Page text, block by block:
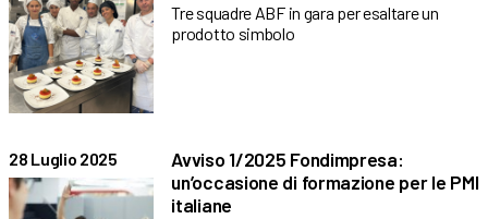
Tre squadre ABF in gara per esaltare un
prodotto simbolo
28 Luglio 2025
Avviso 1/2025 Fondimpresa:
un’occasione di formazione per le PMI
italiane